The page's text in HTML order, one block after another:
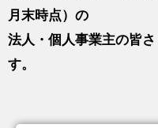
月末時点）の
法人・個人事業主の皆
す。